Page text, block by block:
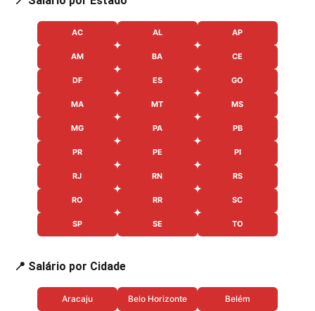
AC AL AP
AM BA CE
DF ES GO
MA MT MS
MG PA PB
PR PE PI
RJ RN RS
RO RR SC
SP SE TO
📍 Salário por Cidade
Aracaju Belo Horizonte Belém